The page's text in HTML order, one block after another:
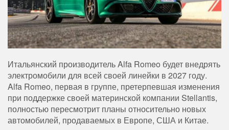
Итальянский производитель Alfa Romeo будет внедрять
электромобили для всей своей линейки в 2027 году.
Alfa Romeo, первая в группе, претерпевшая изменения
при поддержке своей материнской компании Stellantis,
полностью пересмотрит планы относительно новых
автомобилей, продаваемых в Европе, США и Китае.